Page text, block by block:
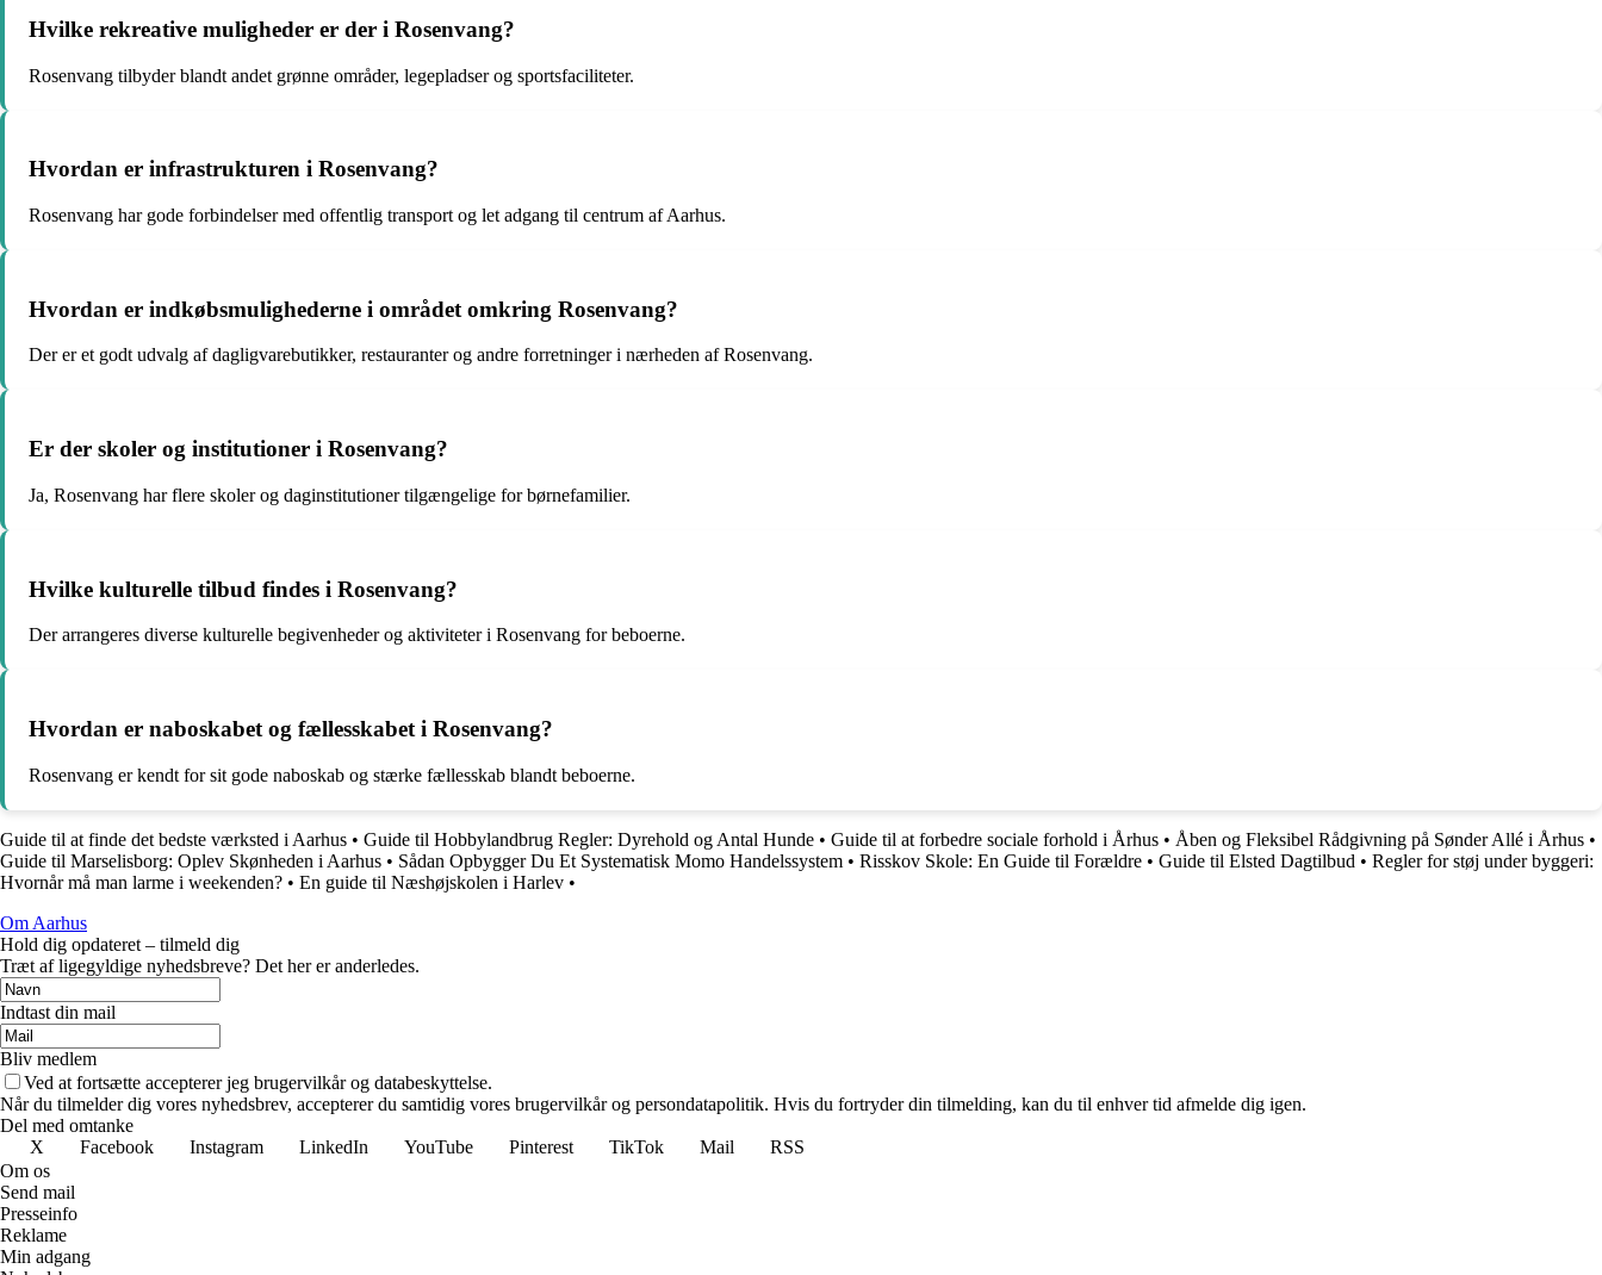
Hvilke rekreative muligheder er der i Rosenvang?
Rosenvang tilbyder blandt andet grønne områder, legepladser og sportsfaciliteter.
Hvordan er infrastrukturen i Rosenvang?
Rosenvang har gode forbindelser med offentlig transport og let adgang til centrum af Aarhus.
Hvordan er indkøbsmulighederne i området omkring Rosenvang?
Der er et godt udvalg af dagligvarebutikker, restauranter og andre forretninger i nærheden af Rosenvang.
Er der skoler og institutioner i Rosenvang?
Ja, Rosenvang har flere skoler og daginstitutioner tilgængelige for børnefamilier.
Hvilke kulturelle tilbud findes i Rosenvang?
Der arrangeres diverse kulturelle begivenheder og aktiviteter i Rosenvang for beboerne.
Hvordan er naboskabet og fællesskabet i Rosenvang?
Rosenvang er kendt for sit gode naboskab og stærke fællesskab blandt beboerne.
Guide til at finde det bedste værksted i Aarhus • Guide til Hobbylandbrug Regler: Dyrehold og Antal Hunde • Guide til at forbedre sociale forhold i Århus • Åben og Fleksibel Rådgivning på Sønder Allé i Århus •
Guide til Marselisborg: Oplev Skønheden i Aarhus • Sådan Opbygger Du Et Systematisk Momo Handelssystem • Risskov Skole: En Guide til Forældre • Guide til Elsted Dagtilbud • Regler for støj under byggeri:
Hvornår må man larme i weekenden? • En guide til Næshøjskolen i Harlev •
Om Aarhus
Hold dig opdateret – tilmeld dig
Træt af ligegyldige nyhedsbreve? Det her er anderledes.
Indtast din mail
Bliv medlem
Ved at fortsætte accepterer jeg brugervilkår og databeskyttelse.
Når du tilmelder dig vores nyhedsbrev, accepterer du samtidig vores brugervilkår og persondatapolitik. Hvis du fortryder din tilmelding, kan du til enhver tid afmelde dig igen.
Del med omtanke
X
Facebook Instagram LinkedIn YouTube Pinterest TikTok Mail
RSS
Om os
Send mail
Presseinfo
Reklame
Min adgang